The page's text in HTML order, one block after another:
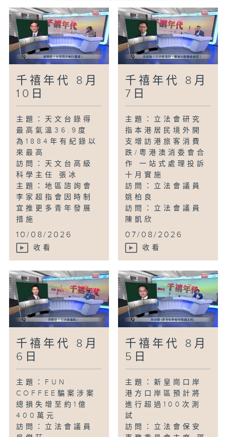
主題：本港去年錄得1354宗虐兒個案 近5
年首次回落
訪問：救助兒童會香港項目總監 黃碩紅
千禧年代 8月
10日
主題：天文台錄得
最高氣溫36.9度
為1884年有紀錄以
來最高
訪問：天文台高級
科學主任 張冰
主題：地區諮詢會
李家超指會因時制
宜推更多青年發展
措施
...
10/08/2026
收看
千禧年代 8月
7日
主題：立法會研究
指本港居民境外開
支增訪港旅客消費
跌/粵港澳消委會合
作 一站式處理投訴
十月實施
訪問：立法會議員
姚柏良
訪問：立法會議員
陳凱欣
...
07/08/2026
收看
千禧年代 8月
6日
主題：FUN
COFFEE騙案涉案
總損失增至約1億
400萬元
訪問：立法會議員
千禧年代 8月
5日
主題：新皇崗口岸
港方口岸區預計將
進行超過100次測
試
訪問：立法會保安